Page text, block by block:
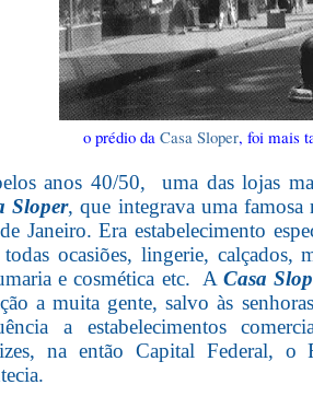
o prédio da Casa Sloper, foi mais
anos 40/50, uma das lojas
Sloper, que integrava uma
Janeiro. Era estabelecimento
todas ocasiões, lingerie, calçados,
e cosmética etc. ACasa
a muita gente, salvo às
a estabelecimentos
na então Capital Federal,